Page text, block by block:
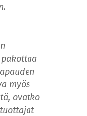
pakottaa
myös
ovatko